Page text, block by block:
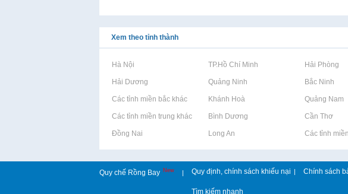
Xem theo tỉnh thành
Rao vặt tại Hà Nội Rao vặt tại TP.Hồ Chí Minh Rao vặt tại Hải Phòng
Rao vặt tại Hải Dương Rao vặt tại Quảng Ninh Rao vặt tại Bắc Ninh
Rao vặt tại Các tỉnh miền bắc khácRao vặt tại Khánh Hoà Rao vặt tại Quảng Nam
Rao vặt tại Các tỉnh miền trung khácRao vặt tại Bình Dương Rao vặt tại Cần Thơ
Rao vặt tại Đồng Nai Rao vặt tại Long An Rao vặt tại Các tỉnh
Quy chế Rồng Bay New | Quy định, chính sách khiếu nại | Chính sách
Tìm kiếm nhanh